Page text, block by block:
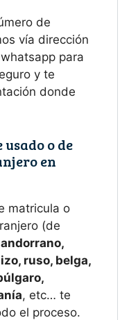
de
vía dirección
para
y te
donde
o de
en
matricula o
(de
andorrano,
ruso, belga,
, etc… te
el proceso.